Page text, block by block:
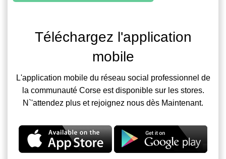
Téléchargez l'application
mobile
L'application mobile du réseau social professionnel de
la communauté Corse est disponible sur les stores.
N`'attendez plus et rejoignez nous dès Maintenant.